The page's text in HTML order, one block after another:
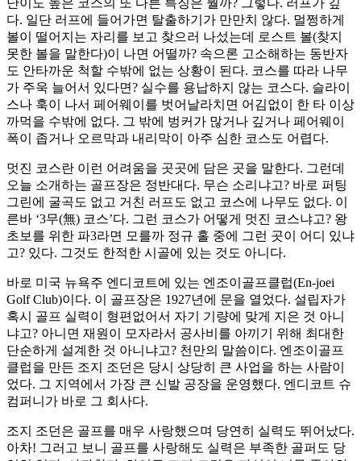
난이도 높은 코스의 또 다른 특징은 뭘까? 그렇다. 러프가 깊
다. 일단 러프에 들어가면 탈출하기가 만만치 않다. 멀쩡하게
볼이 떨어지는 자리를 보고 찾으러 나섰는데 로스트 볼(찾지
못한 볼을 말한다)이 나면 어떨까? 속으론 고소해하는 동반자
도 안타까운 척할 수밖에 없는 상황이 된다. 코스를 따라 나무
가 주욱 늘어서 있다면? 실수를 용납하지 않는 코스다. 슬라이
스나 훅이 나서 페어웨이를 벗어날라치면 어김없이 한 타 이상
까먹을 수밖에 없다. 그 밖에 벙커가 많거나 깊거나 페어웨이
폭이 좁거나 오르막과 내리막이 아주 심한 코스도 어렵다.
멋진 코스란 이런 어려움을 곳곳에 담은 곳을 말한다. 그런데
오늘 소개하는 골프장은 정반대다. 무슨 소리냐고? 바로 퍼팅
그린에 굴곡도 없고 거친 러프도 없고 코스에 나무도 없다. 이
른바 ‘3무(無) 코스’다. 그런 코스가 어떻게 멋진 코스냐고? 왕
초보를 위한 파3라면 모를까 정규 홀 중에 그런 곳이 어디 있냐
고? 있다. 그것도 한적한 시골에 있는 것도 아니다.
바로 미국 뉴욕주 엔디코트에 있는 엔조이골프클럽(En-joei
Golf Club)이다. 이 골프장은 1927년에 문을 열었다. 설립자가
혹시 골프 실력이 형편없어서 자기 기량에 맞게 지은 것 아니
냐고? 아니면 재원이 모자라서 공사비를 아끼기 위해 최대한
단순하게 설계한 것 아니냐고? 천만의 말씀이다. 엔조이골프
클럽을 만든 조지 조던은 당시 상당히 큰 사업을 하는 사람이
었다. 그 지역에서 가장 큰 신발 공장을 운영했다. 엔디코트 슈
컴퍼니가 바로 그 회사다.
조지 조던은 골프를 매우 사랑했으며 당연히 실력도 뛰어났다.
아차! 그러고 보니 골프를 사랑해도 실력은 부족한 골퍼도 당